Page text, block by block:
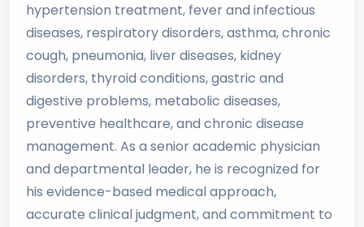
hypertension treatment, fever and infectious
diseases, respiratory disorders, asthma, chronic
cough, pneumonia, liver diseases, kidney
disorders, thyroid conditions, gastric and
digestive problems, metabolic diseases,
preventive healthcare, and chronic disease
management. As a senior academic physician
and departmental leader, he is recognized for
his evidence-based medical approach,
accurate clinical judgment, and commitment to